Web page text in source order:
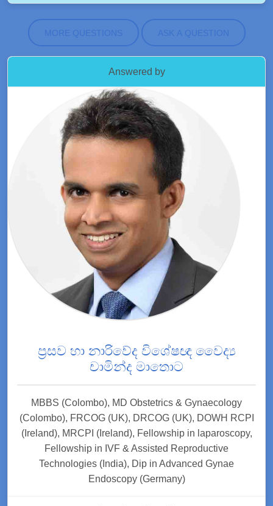
MORE QUESTIONS ASK A QUESTION
Answered by
ප්‍රසව හා නාරිවේද විශේෂඥ වෛද්‍ය
චාමින්ද මාතොට
MBBS (Colombo), MD Obstetrics & Gynaecology
(Colombo), FRCOG (UK), DRCOG (UK), DOWH RCPI
(Ireland), MRCPI (Ireland), Fellowship in laparoscopy,
Fellowship in IVF & Assisted Reproductive
Technologies (India), Dip in Advanced Gynae
Endoscopy (Germany)